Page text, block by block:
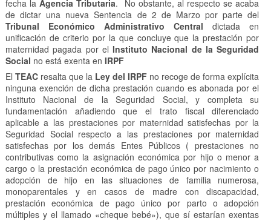
fecha laAgencia Tributaria. No obstante, al respecto se acaba
de dictar una nueva Sentencia de 2 de Marzo por parte del
Tribunal Económico Administrativo Central dictada en
unificación de criterio por la que concluye que la prestación por
maternidad pagada por el Instituto Nacional de la Seguridad
Social no está exenta en IRPF
El TEACresalta que la Ley del IRPF no recoge de forma explícita
ninguna exención de dicha prestación cuando es abonada por el
Instituto Nacional de la Seguridad Social, y completa su
fundamentación añadiendo que el trato fiscal diferenciado
aplicable a las prestaciones por maternidad satisfechas por la
Seguridad Social respecto a las prestaciones por maternidad
satisfechas por los demás Entes Públicos ( prestaciones no
contributivas como la asignación económica por hijo o menor a
cargo o la prestación económica de pago único por nacimiento o
adopción de hijo en las situaciones de familia numerosa,
monoparentales y en casos de madre con discapacidad,
prestación económica de pago único por parto o adopción
múltiples y el llamado «cheque bebé»), que sí estarían exentas